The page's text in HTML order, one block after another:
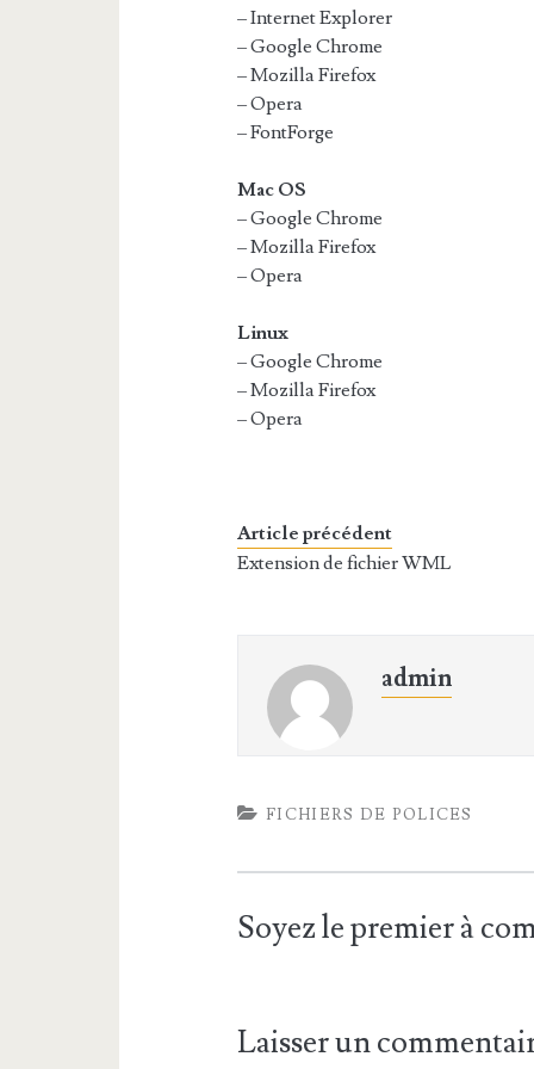
– Internet Explorer
– Google Chrome
– Mozilla Firefox
– Opera
– FontForge
Mac OS
– Google Chrome
– Mozilla Firefox
– Opera
Linux
– Google Chrome
– Mozilla Firefox
– Opera
Article précédent
Extension de fichier WML
admin
FICHIERS DE POLICES
Soyez le premier à
Laisser un